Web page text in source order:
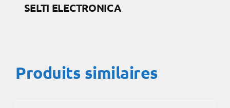
SELTI ELECTRONICA
Produits similaires